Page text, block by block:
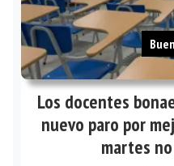
Los docentes
nuevo paro por
martes